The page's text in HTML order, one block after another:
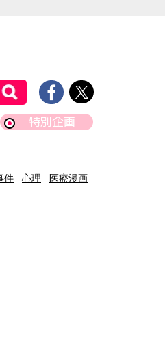
特別企画
件 心理
医療漫画